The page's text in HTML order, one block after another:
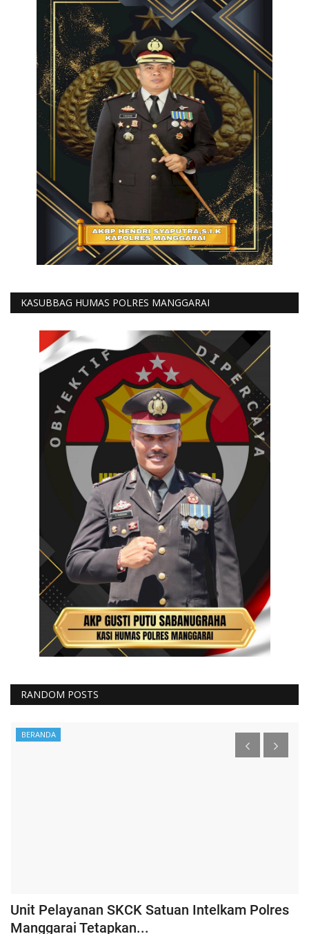
KASUBBAG HUMAS POLRES MANGGARAI
RANDOM POSTS
BERANDA
Unit Pelayanan SKCK Satuan Intelkam Polres
Manggarai Tetapkan...